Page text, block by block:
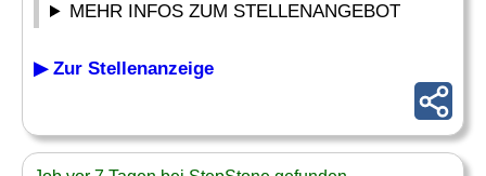
MEHR INFOS ZUM STELLENANGEBOT
▶ Zur Stellenanzeige